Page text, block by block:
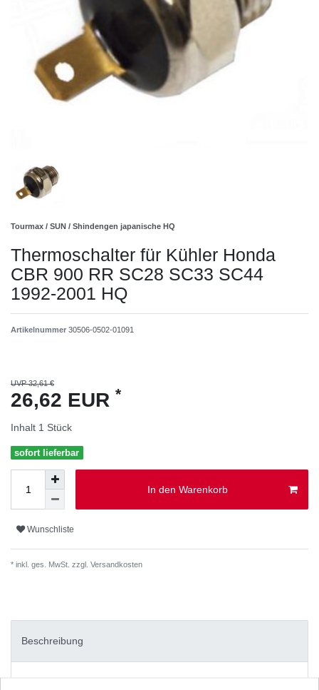
Tourmax / SUN / Shindengen japanische HQ
Thermoschalter für Kühler Honda
CBR 900 RR SC28 SC33 SC44
1992-2001 HQ
Artikelnummer 30506-0502-01091
UVP 32,61 €
26,62 EUR *
Inhalt 1 Stück
sofort lieferbar
In den Warenkorb
Wunschliste
* inkl. ges. MwSt. zzgl. Versandkosten
Beschreibung